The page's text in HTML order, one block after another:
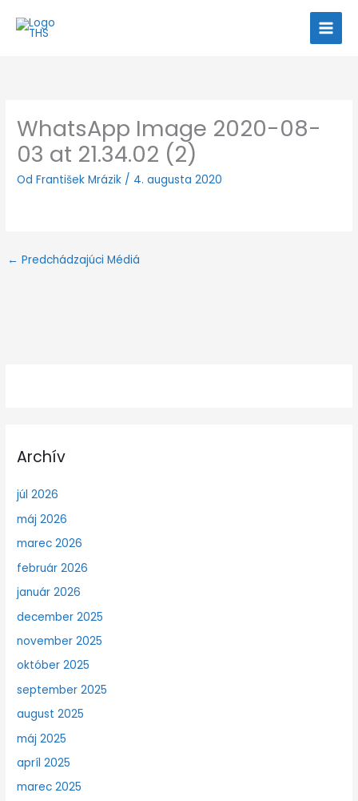
obsah
WhatsApp Image 2020-08-
03 at 21.34.02 (2)
Od František Mrázik / 4. augusta 2020
← Predchádzajúci Médiá
Archív
júl 2026
máj 2026
marec 2026
február 2026
január 2026
december 2025
november 2025
október 2025
september 2025
august 2025
máj 2025
apríl 2025
marec 2025